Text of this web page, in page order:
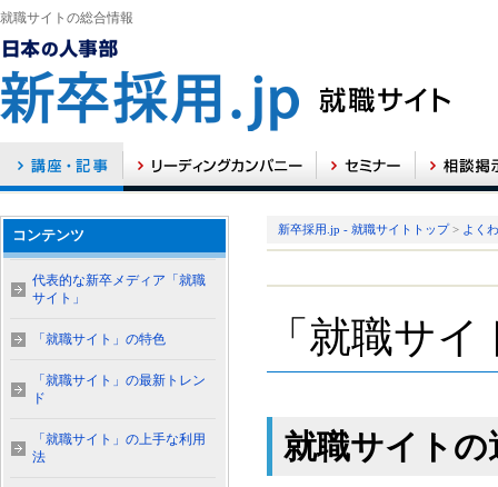
就職サイトの総合情報
新卒採用.jp - 就職サイトトップ> よく
「就職サ
就職サイトの
コンテンツ
代表的な新卒メディア「就職
サイト」
「就職サイト」の特色
「就職サイト」の最新トレン
ド
「就職サイト」の上手な利用
法